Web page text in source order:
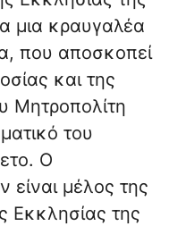
μια κραυγαλέα
που αποσκοπεί
και της
Μητροπολίτη
του
Ο
είναι μέλος της
Εκκλησίας της